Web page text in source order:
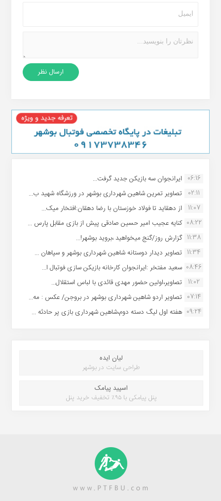
06:16 ایرانجوان سه بازیکن جدید گرفت...
02:11
تصاویر تمرین شاهین شهردارى بوشهر در ورزشگاه شهید ب...
11:07
از دهقاید تا فولاد خوزستان با رضا دهقان:افتخار میک...
08:22 کنایه عجیب امیر حسین صادقی پیش از بازی مقابل پارس ...
11:38 گزارش روز/گنج میخواهید ،بروید بوشهر!...
11:34 تصاویر دیدار دوستانه شاهین شهردارى بوشهر و سپاهان ...
08:46 سعید مفتخر :ایرانجوان کارخانه بازیکن سازی فوتبال ا...
11:02
تصاویر،اولین حضور مهدی قائدی با لباس استقلال...
07:14 تصاویر اردو شاهین شهرداری بوشهر در بروجن/ عکس : مه...
09:24 هفته اول لیگ دسته دوم،شاهین شهرداری بازی پر حادثه ...
لیان ایده
طراحی سایت در بوشهر
اسپید پیامک
پنل پیامکی با ۹۵٪ تخفیف خرید پنل